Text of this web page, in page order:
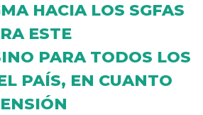
HACIA LOS SGFAS
ESTE
PARA TODOS LOS
PAÍS, EN CUANTO